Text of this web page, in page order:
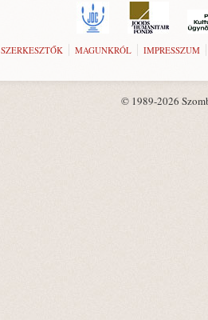
SZERKESZTŐK MAGUNKRÓL IMPRESSZUM
© 1989-2026